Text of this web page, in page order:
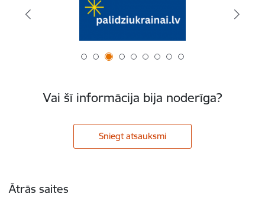
Vai šī informācija bija noderīga?
Sniegt atsauksmi
Ātrās saites